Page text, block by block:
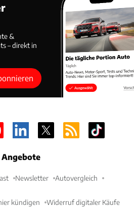
&
– direkt in
Angebote
Newsletter Autovergleich
kündigen Widerruf digitaler Käufe